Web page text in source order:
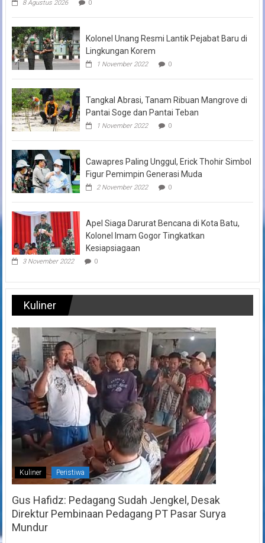
8 Agustus 2026 0
Kolonel Unang Resmi Lantik Pejabat Baru di
Lingkungan Korem
1 November 2022 0
Tangkal Abrasi, Tanam Ribuan Mangrove di
Pantai Soge dan Pantai Teban
1 November 2022 0
Cawapres Paling Unggul, Erick Thohir Simbol
Figur Pemimpin Generasi Muda
2 November 2022 0
Apel Siaga Darurat Bencana di Kota Batu,
Kolonel Imam Gogor Tingkatkan
Kesiapsiagaan
3 November 2022 0
Kuliner
Kuliner Peristiwa
Gus Hafidz: Pedagang Sudah Jengkel, Desak
Direktur Pembinaan Pedagang PT Pasar Surya
Mundur